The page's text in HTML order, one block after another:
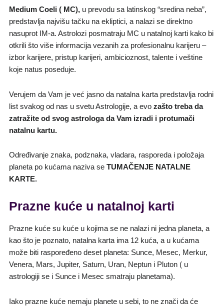
Medium Coeli ( MC),u prevodu sa latinskog “sredina neba”,
predstavlja najvišu tačku na ekliptici, a nalazi se direktno
nasuprot IM-a. Astrolozi posmatraju MC u natalnoj karti kako bi
otkrili što više informacija vezanih za profesionalnu karijeru –
izbor karijere, pristup karijeri, ambicioznost, talente i veštine
koje natus poseduje.
Verujem da Vam je već jasno da natalna karta predstavlja rodni
list svakog od nas u svetu Astrologije, a evo zašto treba da
zatražite od svog astrologa da Vam izradi i protumači
natalnu kartu.
Određivanje znaka, podznaka, vladara, rasporeda i položaja
planeta po kućama naziva se TUMAČENJE NATALNE
KARTE.
Prazne kuće u natalnoj karti
Prazne kuće su kuće u kojima se ne nalazi ni jedna planeta, a
kao što je poznato, natalna karta ima 12 kuća, a u kućama
može biti raspoređeno deset planeta: Sunce, Mesec, Merkur,
Venera, Mars, Jupiter, Saturn, Uran, Neptun i Pluton ( u
astrologiji se i Sunce i Mesec smatraju planetama).
Iako prazne kuće nemaju planete u sebi, to ne znači da će